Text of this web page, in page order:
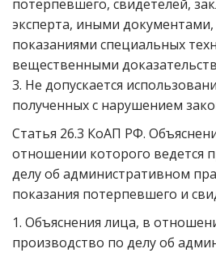
потерпевшего, свидетелей,
эксперта, иными документами,
показаниями специальных
вещественными
3. Не допускается
полученных с нарушением
Статья 26.3 КоАП РФ.
отношении которого ведется
делу об административном
показания потерпевшего и
1. Объяснения лица, в
производство по делу об